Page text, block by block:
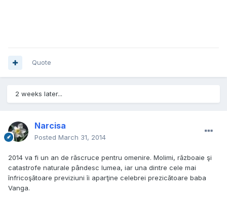
Quote
2 weeks later...
Narcisa
Posted March 31, 2014
2014 va fi un an de răscruce pentru omenire. Molimi, războaie şi
catastrofe naturale pândesc lumea, iar una dintre cele mai
înfricoşătoare previziuni îi aparţine celebrei prezicătoare baba
Vanga.